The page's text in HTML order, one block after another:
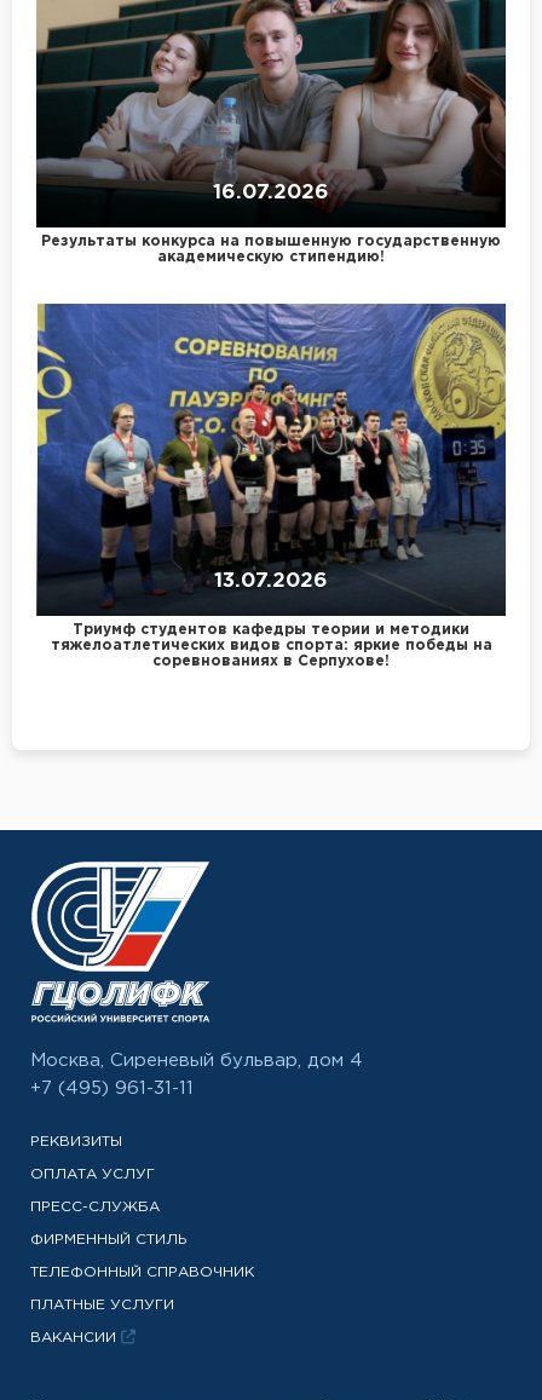
16.07.2026
Результаты конкурса на повышенную государственную
академическую стипендию!
13.07.2026
Триумф студентов кафедры теории и методики
тяжелоатлетических видов спорта: яркие победы на
соревнованиях в Серпухове!
Москва, Сиреневый бульвар, дом 4
+7 (495) 961-31-11
РЕКВИЗИТЫ
ОПЛАТА УСЛУГ
ПРЕСС-СЛУЖБА
ФИРМЕННЫЙ СТИЛЬ
ТЕЛЕФОННЫЙ СПРАВОЧНИК
ПЛАТНЫЕ УСЛУГИ
ВАКАНСИИ